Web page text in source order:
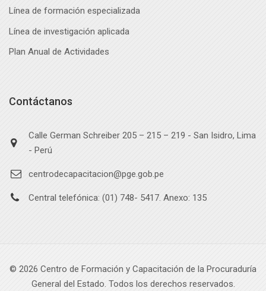
Línea de formación especializada
Línea de investigación aplicada
Plan Anual de Actividades
Contáctanos
Calle German Schreiber 205 – 215 – 219 - San Isidro, Lima
- Perú
centrodecapacitacion@pge.gob.pe
Central telefónica: (01) 748- 5417. Anexo: 135
© 2026 Centro de Formación y Capacitación de la Procuraduría
General del Estado. Todos los derechos reservados.